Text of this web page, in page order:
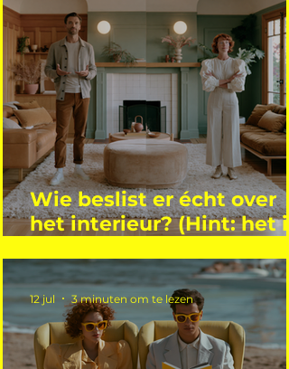
Wie beslist er écht over
het interieur? (Hint: het is
12 jul 3 minuten om te lezen